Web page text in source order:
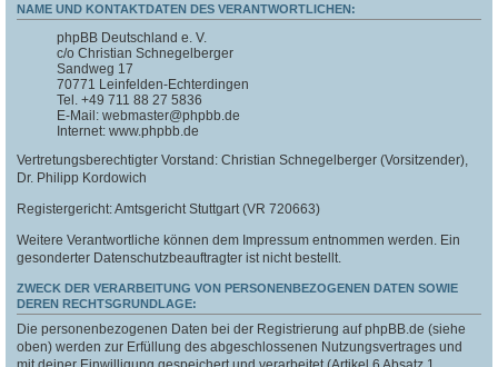
NAME UND KONTAKTDATEN DES VERANTWORTLICHEN:
phpBB Deutschland e. V.
c/o Christian Schnegelberger
Sandweg 17
70771 Leinfelden-Echterdingen
Tel. +49 711 88 27 5836
E-Mail: webmaster@phpbb.de
Internet: www.phpbb.de
Vertretungsberechtigter Vorstand: Christian Schnegelberger (Vorsitzender),
Dr. Philipp Kordowich
Registergericht: Amtsgericht Stuttgart (VR 720663)
Weitere Verantwortliche können dem Impressum entnommen werden. Ein
gesonderter Datenschutzbeauftragter ist nicht bestellt.
ZWECK DER VERARBEITUNG VON PERSONENBEZOGENEN DATEN SOWIE
DEREN RECHTSGRUNDLAGE:
Die personenbezogenen Daten bei der Registrierung auf phpBB.de (siehe
oben) werden zur Erfüllung des abgeschlossenen Nutzungsvertrages und